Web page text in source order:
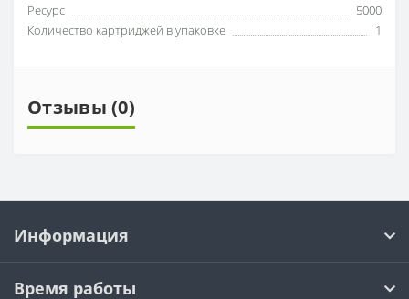
Ресурс
5000
Количество картриджей в упаковке
1
Отзывы (0)
Информация
Время работы